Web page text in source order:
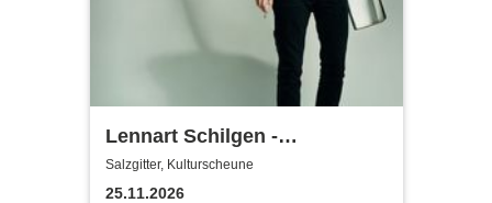
Lennart Schilgen -
Abwesenheitsnotizen
Salzgitter, Kulturscheune
25.11.2026